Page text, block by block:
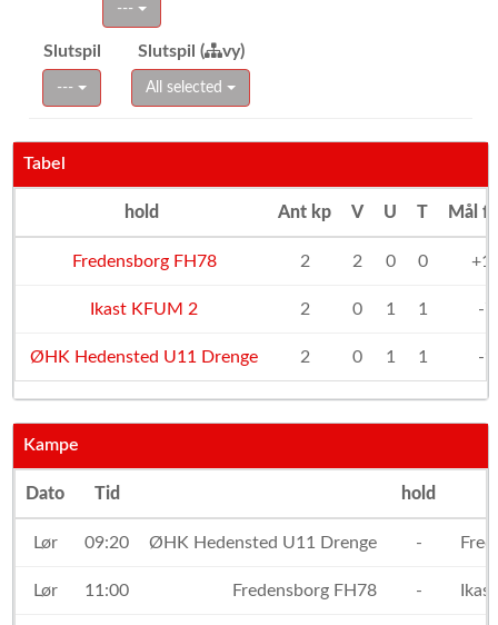
---
Slutspil Slutspil ( vy)
--- All selected
Tabel
hold Ant kp V U T Mål
Fredensborg FH78 2 2 0 0
Ikast KFUM 2 2 0 1 1 -7
ØHK Hedensted U11 Drenge 2 0 1 1 -9
Kampe
Dato Tid hold
Lør 09:20 ØHK Hedensted U11 Drenge -
Lør 11:00 Fredensborg FH78 -